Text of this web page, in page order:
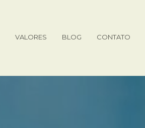
VALORES BLOG CONTATO